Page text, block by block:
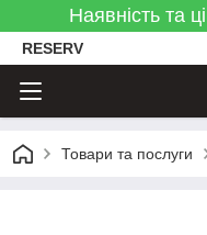
Наявність та
RESERV
Товари та послуги